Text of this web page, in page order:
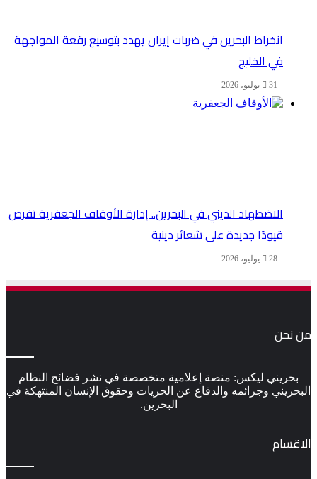
انخراط البحرين في ضربات إيران يهدد بتوسيع رقعة المواجهة
في الخليج
31 يوليو، 2026
الاضطهاد الديني في البحرين.. إدارة الأوقاف الجعفرية تفرض
قيودًا جديدة على شعائر دينية
28 يوليو، 2026
من نحن
بحريني ليكس: منصة إعلامية متخصصة في نشر فضائح النظام
البحريني وجرائمه والدفاع عن الحريات وحقوق الإنسان المنتهكة في
البحرين.
الاقسام